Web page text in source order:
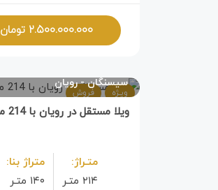
۲.۵۰۰.۰۰۰.۰۰۰ تومان
ویـژه فروش
سیسنگان رویان
ویلا مستقل در رویان با 214 متر زمین 2 خوابه
متـراژ:
۲۱۴ متـر
متراژ بنا:
۱۴۰ متـر